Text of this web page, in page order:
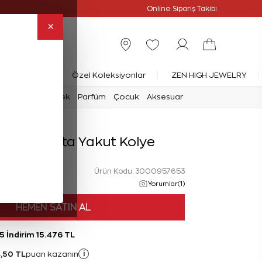
×
Online Sipariş Takibi
Yüzük Özel Koleksiyonlar ZEN HIGH JEWELRY
Erkek Parfüm Çocuk Aksesuar
Pırlanta Yakut Kolye
Ürün Kodu: 3000957653
Yorumlar(1)
HEMEN SATIN AL
İndirim 15.476 TL
TL puan kazanın i